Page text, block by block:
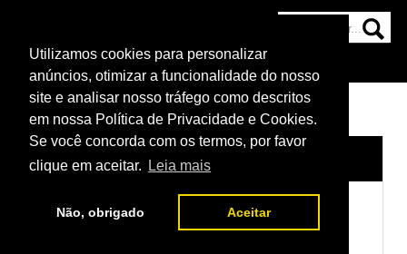
Utilizamos cookies para personalizar
anúncios, otimizar a funcionalidade do nosso
site e analisar nosso tráfego como descritos
em nossa Política de Privacidade e Cookies.
Se você concorda com os termos, por favor
clique em aceitar.
Leia mais
Não, obrigado Aceitar
NOTÍCIAS
HOME NOTÍCIAS
Vídeo da pesagem do UFC São